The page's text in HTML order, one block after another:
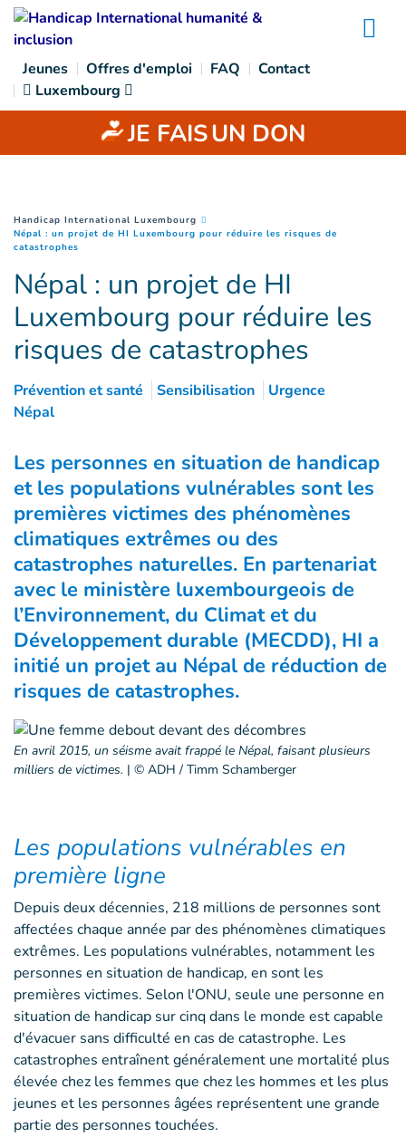
Goto main content
Jeunes Offres d'emploi FAQ
Contact
Luxembourg
JE FAISUN DON
You are here :
Handicap International Luxembourg
Népal : un projet de HI Luxembourg pour réduire les risques de
catastrophes
Népal : un projet de HI
Luxembourg pour réduire les
risques de catastrophes
Prévention et santé Sensibilisation
Urgence
Népal
Les personnes en situation de handicap
et les populations vulnérables sont les
premières victimes des phénomènes
climatiques extrêmes ou des
catastrophes naturelles. En partenariat
avec le ministère luxembourgeois de
l’Environnement, du Climat et du
Développement durable (MECDD), HI a
initié un projet au Népal de réduction de
risques de catastrophes.
En avril 2015, un séisme avait frappé le Népal, faisant plusieurs
milliers de victimes. | © ADH / Timm Schamberger
Les populations vulnérables en
première ligne
Depuis deux décennies, 218 millions de personnes sont
affectées chaque année par des phénomènes climatiques
extrêmes. Les populations vulnérables, notamment les
personnes en situation de handicap, en sont les
premières victimes. Selon l'ONU, seule une personne en
situation de handicap sur cinq dans le monde est capable
d'évacuer sans difficulté en cas de catastrophe. Les
catastrophes entraînent généralement une mortalité plus
élevée chez les femmes que chez les hommes et les plus
jeunes et les personnes âgées représentent une grande
partie des personnes touchées.